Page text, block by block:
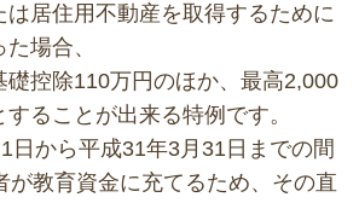
は居住用不動産を取得するために
場合、
礎控除110万円のほか、最高2,000
ることが出来る特例です。
日から平成31年3月31日までの間
が教育資金に充てるため、その直